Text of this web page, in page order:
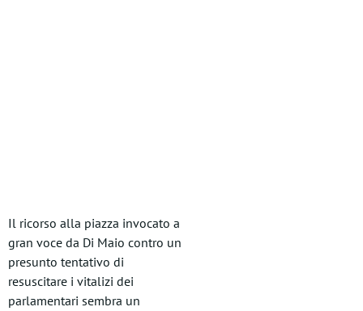
Il ricorso alla piazza invocato a
gran voce da Di Maio contro un
presunto tentativo di
resuscitare i vitalizi dei
parlamentari sembra un